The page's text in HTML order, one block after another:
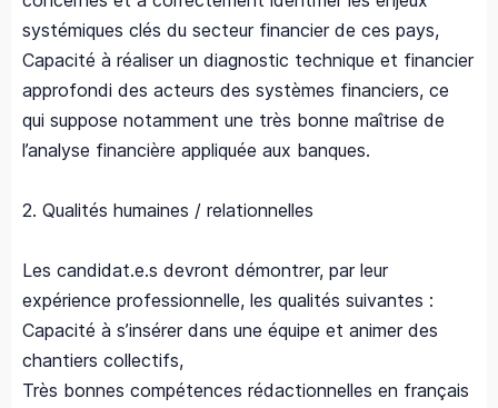
systémiques clés du secteur financier de ces pays,
Capacité à réaliser un diagnostic technique et financier
approfondi des acteurs des systèmes financiers, ce
qui suppose notamment une très bonne maîtrise de
l’analyse financière appliquée aux banques.
2. Qualités humaines / relationnelles
Les candidat.e.s devront démontrer, par leur
expérience professionnelle, les qualités suivantes :
Capacité à s’insérer dans une équipe et animer des
chantiers collectifs,
Très bonnes compétences rédactionnelles en français